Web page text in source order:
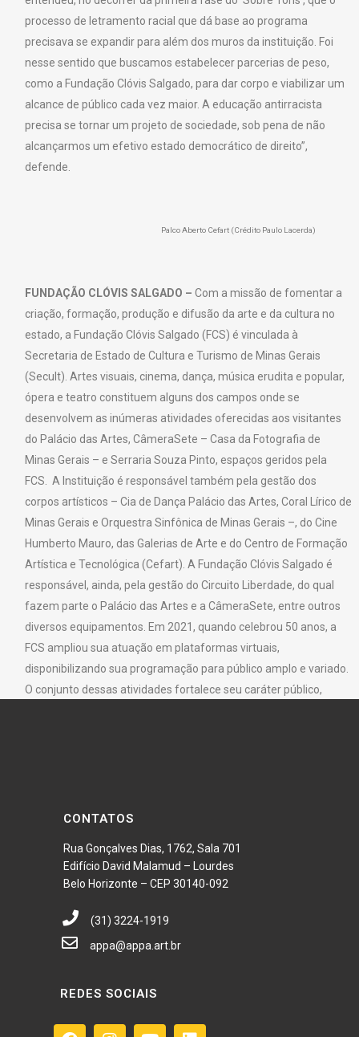
processo de letramento racial que dá base ao programa
precisava se expandir para além dos muros da instituição. Foi
nesse sentido que buscamos estabelecer parcerias de peso,
como a Fundação Clóvis Salgado, para dar corpo e viabilizar um
alcance de público cada vez maior. A educação antirracista
precisa se tornar um projeto de sociedade, sob pena de não
alcançarmos um efetivo estado democrático de direito”,
defende.
Palco Aberto Cefart (Crédito Paulo Lacerda)
FUNDAÇÃO CLÓVIS SALGADO – Com a missão de fomentar a
criação, formação, produção e difusão da arte e da cultura no
estado, a Fundação Clóvis Salgado (FCS) é vinculada à
Secretaria de Estado de Cultura e Turismo de Minas Gerais
(Secult). Artes visuais, cinema, dança, música erudita e popular,
ópera e teatro constituem alguns dos campos onde se
desenvolvem as inúmeras atividades oferecidas aos visitantes
do Palácio das Artes, CâmeraSete – Casa da Fotografia de
Minas Gerais – e Serraria Souza Pinto, espaços geridos pela
FCS. A Instituição é responsável também pela gestão dos
corpos artísticos – Cia de Dança Palácio das Artes, Coral Lírico de
Minas Gerais e Orquestra Sinfônica de Minas Gerais –, do Cine
Humberto Mauro, das Galerias de Arte e do Centro de Formação
Artística e Tecnológica (Cefart). A Fundação Clóvis Salgado é
responsável, ainda, pela gestão do Circuito Liberdade, do qual
fazem parte o Palácio das Artes e a CâmeraSete, entre outros
diversos equipamentos. Em 2021, quando celebrou 50 anos, a
FCS ampliou sua atuação em plataformas virtuais,
disponibilizando sua programação para público amplo e variado.
O conjunto dessas atividades fortalece seu caráter público,
CONTATOS
Rua Gonçalves Dias, 1762, Sala 701
Edifício David Malamud – Lourdes
Belo Horizonte – CEP 30140-092
(31) 3224-1919
appa@appa.art.br
REDES SOCIAIS